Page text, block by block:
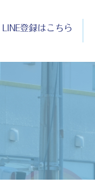
LINE登録はこちら